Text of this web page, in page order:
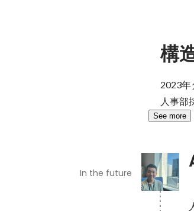
構
2023年
人事部
See more
In the future